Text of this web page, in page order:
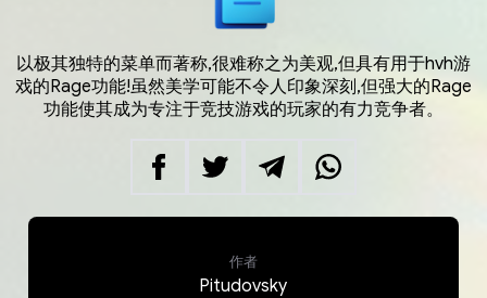
以极其独特的菜单而著称,很难称之为美观,但具有用于hvh游
戏的Rage功能!虽然美学可能不令人印象深刻,但强大的Rage
功能使其成为专注于竞技游戏的玩家的有力竞争者。
作者
Pitudovsky